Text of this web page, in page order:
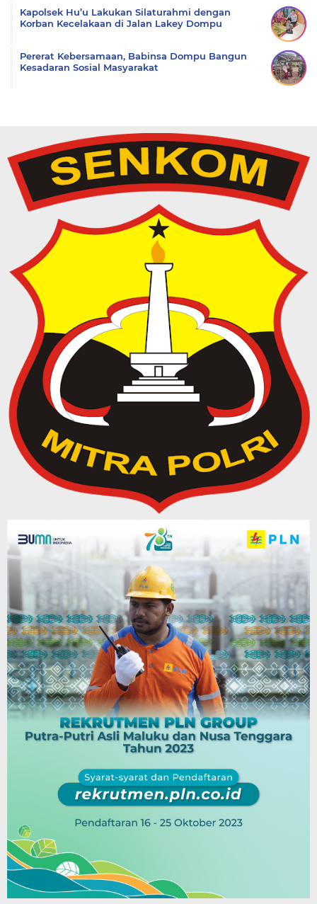
Kapolsek Hu’u Lakukan Silaturahmi dengan
Korban Kecelakaan di Jalan Lakey Dompu
Pererat Kebersamaan, Babinsa Dompu Bangun
Kesadaran Sosial Masyarakat